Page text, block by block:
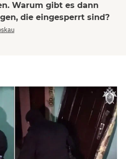
Warum gibt es dann
die eingesperrt sind?